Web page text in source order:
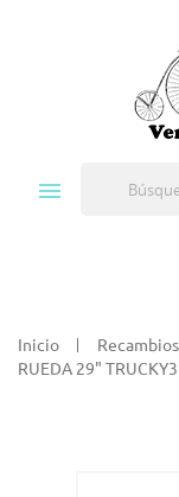
Inicio Recambios
RUEDA 29"